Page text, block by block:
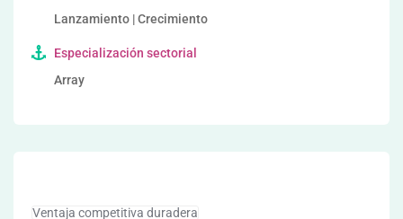
Lanzamiento | Crecimiento
Especialización sectorial
Array
Ventaja competitiva duradera